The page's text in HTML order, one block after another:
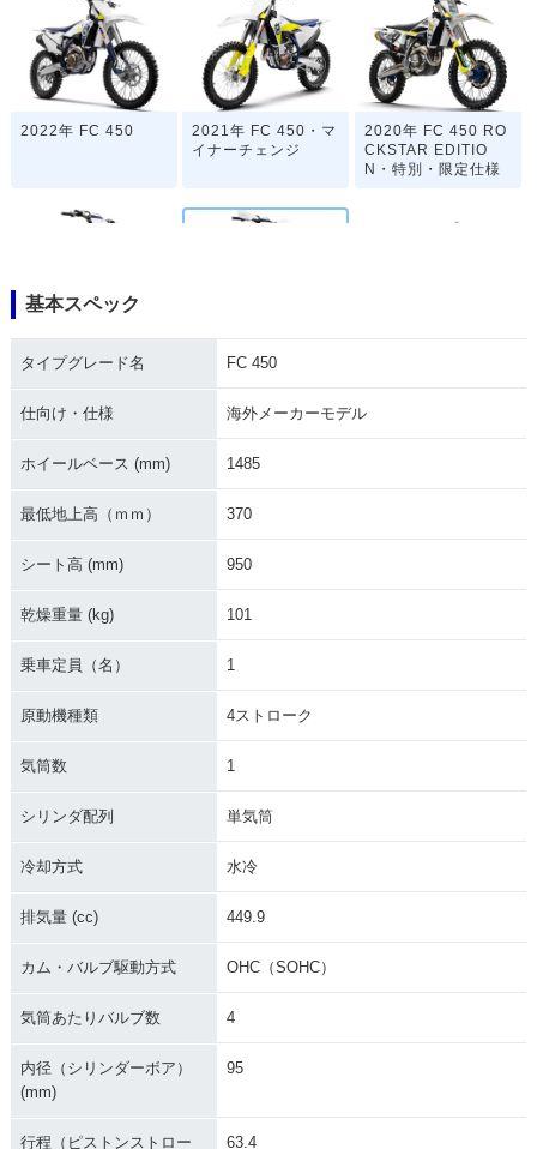
2022年 FC 450
2021年 FC 450・マ
イナーチェンジ
2020年 FC 450 RO
CKSTAR EDITIO
N・特別・限定仕様
2019年 FC 450
基本スペック
タイプグレード名 FC 450
仕向け・仕様 海外メーカーモデル
ホイールベース (mm) 1485
最低地上高（ｍｍ） 370
シート高 (mm) 950
乾燥重量 (kg) 101
乗車定員（名） 1
原動機種類 4ストローク
気筒数 1
シリンダ配列 単気筒
冷却方式 水冷
排気量 (cc) 449.9
カム・バルブ駆動方式 OHC（SOHC）
気筒あたりバルブ数 4
内径（シリンダーボア）
(mm)
95
行程（ピストンストロー 63.4